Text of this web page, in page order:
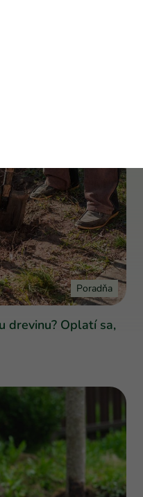
Poradňa
drevinu? Oplatí sa,